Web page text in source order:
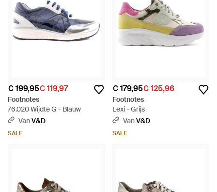
€ 199,95€ 119,97
Footnotes
76.020 Wijdte G - Blauw
VanV&D
SALE
€ 179,95€ 125,96
Footnotes
Lexi - Grijs
VanV&D
SALE